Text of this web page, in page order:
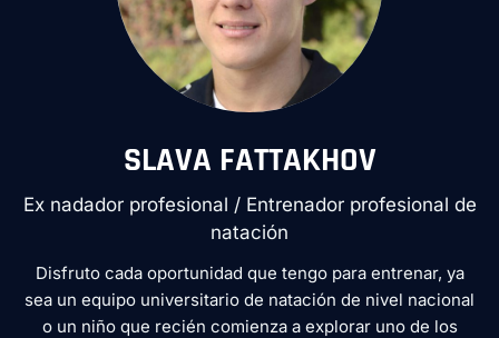
SLAVA FATTAKHOV
Ex nadador profesional / Entrenador profesional de
natación
Disfruto cada oportunidad que tengo para entrenar, ya
sea un equipo universitario de natación de nivel nacional
o un niño que recién comienza a explorar uno de los